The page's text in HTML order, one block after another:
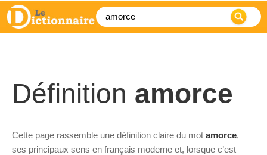
Définition amorce
Cette page rassemble une définition claire du mot amorce,
ses principaux sens en français moderne et, lorsque c’est